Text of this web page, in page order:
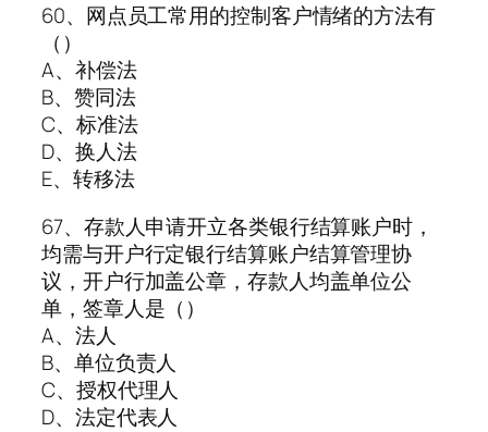
60、网点员工常用的控制客户情绪的方法有
（）
A、补偿法
B、赞同法
C、标准法
D、换人法
E、转移法
67、存款人申请开立各类银行结算账户时，
均需与开户行定银行结算账户结算管理协
议，开户行加盖公章，存款人均盖单位公
单，签章人是（）
A、法人
B、单位负责人
C、授权代理人
D、法定代表人